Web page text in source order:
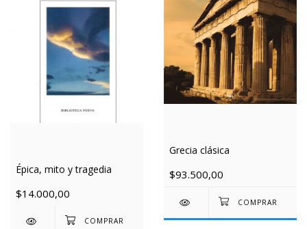
Épica, mito y tragedia
$14.000,00
Grecia clásica
$93.500,00